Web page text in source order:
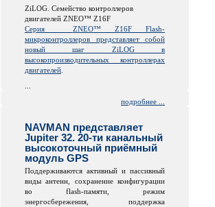
ZiLOG. Семейство контроллеров
двигателей ZNEO™ Z16F
Серия
ZNEO™ Z16F Flash-
микроконтроллеров представляет собой
новый шаг ZiLOG в
высокопроизводительных контроллерах
двигателей
подробнее ...
NAVMAN представляет
Jupiter 32. 20-ти канальный
высокоточный приёмный
модуль GPS
Поддерживаются активный и пассивный
виды антенн, сохранение конфигурации
во flash-памяти, режим
энергосбережения, поддержка